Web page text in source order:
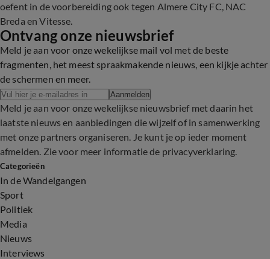
oefent in de voorbereiding ook tegen Almere City FC, NAC
Breda en Vitesse.
Ontvang onze nieuwsbrief
Meld je aan voor onze wekelijkse mail vol met de beste
fragmenten, het meest spraakmakende nieuws, een kijkje achter
de schermen en meer.
Aanmelden
Meld je aan voor onze wekelijkse nieuwsbrief met daarin het
laatste nieuws en aanbiedingen die wijzelf of in samenwerking
met onze partners organiseren. Je kunt je op ieder moment
afmelden. Zie voor meer informatie de privacyverklaring.
Categorieën
In de Wandelgangen
Sport
Politiek
Media
Nieuws
Interviews